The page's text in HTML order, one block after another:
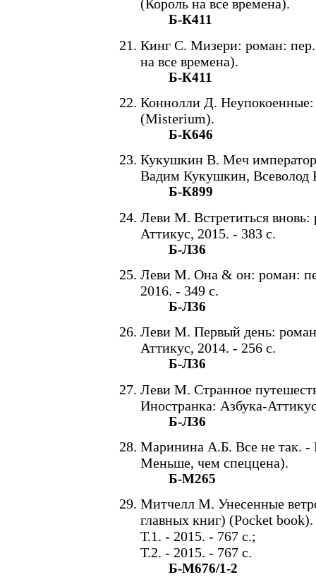
(Король на все времена).
Б-К411
Кинг С. Мизери: роман:
на все времена).
Б-К411
Коннолли Д.
(Misterium).
Б-К646
Кукушкин В. Меч
Вадим Кукушкин, Всеволод
Б-К899
Леви М. Встретиться
Аттикус, 2015. - 383 с.
Б-Л36
Леви М. Она & он: роман:
2016. - 349 с.
Б-Л36
Леви М. Первый день:
Аттикус, 2014. - 256 с.
Б-Л36
Леви М. Странное
Иностранка: Азбука-
Б-Л36
Маринина А.Б. Все не так.
Меньше, чем спеццена).
Б-М265
Митчелл М. Унесенные
главных книг) (Pocket book).
Т.1. - 2015. - 767 с.;
Т.2. - 2015. - 767 с.
Б-М676/1-2